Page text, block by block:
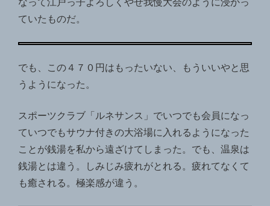
なって江戸っ子よろしくやせ我慢大会のように浸かっ
ていたものだ。
でも、この４７０円はもったいない、もういいやと思
うようになった。
スポーツクラブ「ルネサンス」でいつでも会員になっ
ていつでもサウナ付きの大浴場に入れるようになった
ことが銭湯を私から遠ざけてしまった。でも、温泉は
銭湯とは違う。しみじみ疲れがとれる。疲れてなくて
も癒される。極楽感が違う。